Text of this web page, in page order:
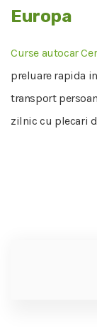
Europa
Curse autocar
preluare rapida
transport
zilnic cu plecari